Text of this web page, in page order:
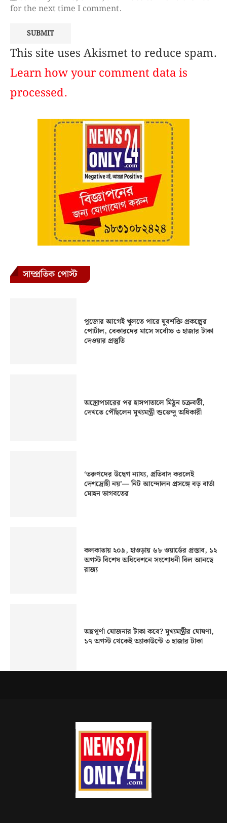
for the next time I comment.
This site uses Akismet to reduce spam.
Learn how your comment data is
processed.
সাম্প্রতিক পোস্ট
পুজোর আগেই খুলতে পারে যুবশক্তি প্রকল্পের
পোর্টাল, বেকারদের মাসে সর্বোচ্চ ৩ হাজার টাকা
দেওয়ার প্রস্তুতি
অস্ত্রোপচারের পর হাসপাতালে মিঠুন চক্রবর্তী,
দেখতে পৌঁছলেন মুখ্যমন্ত্রী শুভেন্দু অধিকারী
‘তরুণদের উদ্বেগ ন্যায্য, প্রতিবাদ করলেই
দেশদ্রোহী নয়’— নিট আন্দোলন প্রসঙ্গে বড় বার্তা
মোহন ভাগবতের
কলকাতায় ২০৯, হাওড়ায় ৬৮ ওয়ার্ডের প্রস্তাব, ১২
অগস্ট বিশেষ অধিবেশনে সংশোধনী বিল আনছে
রাজ্য
অন্নপূর্ণা যোজনার টাকা কবে? মুখ্যমন্ত্রীর ঘোষণা,
১৭ অগস্ট থেকেই অ্যাকাউন্টে ৩ হাজার টাকা